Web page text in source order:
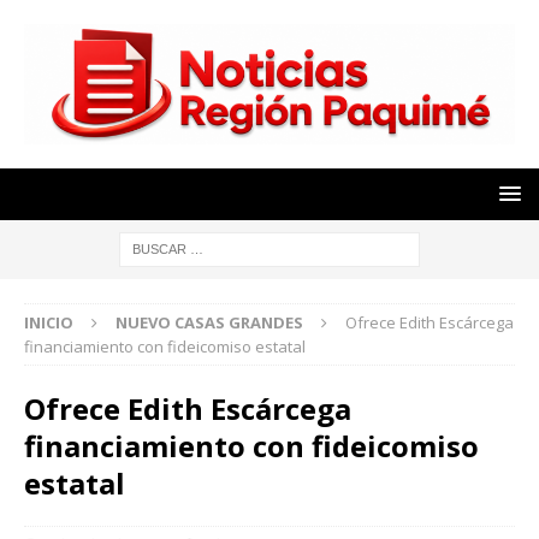
INICIO NUEVO CASAS GRANDES
Ofrece Edith Escárcega
financiamiento con fideicomiso estatal
Ofrece Edith Escárcega
financiamiento con fideicomiso
estatal